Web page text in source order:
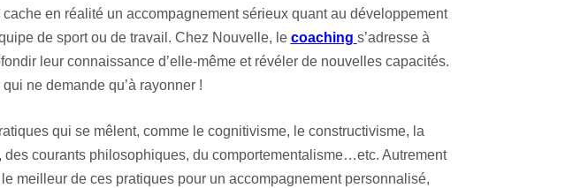
en réalité un accompagnement sérieux quant au développement
de sport ou de travail. Chez Nouvelle, le coaching s’adresse à
leur connaissance d’elle-même et révéler de nouvelles capacités.
ne demande qu’à rayonner !
qui se mêlent, comme le cognitivisme, le constructivisme, la
courants philosophiques, du comportementalisme…etc. Autrement
meilleur de ces pratiques pour un accompagnement personnalisé,